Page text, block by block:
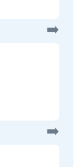
➡️
➡️